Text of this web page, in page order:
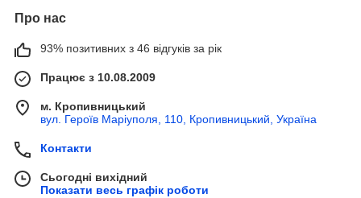
Про нас
93% позитивних з 46 відгуків за рік
Працює з 10.08.2009
м. Кропивницький
вул. Героїв Маріуполя, 110, Кропивницький, Україна
Контакти
Сьогодні вихідний
Показати весь графік роботи